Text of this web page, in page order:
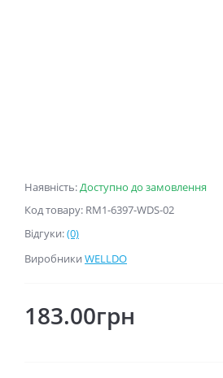
Наявність:Доступно до замовлення
Код товару: RM1-6397-WDS-02
Відгуки:(0)
Виробники WELLDO
183.00грн